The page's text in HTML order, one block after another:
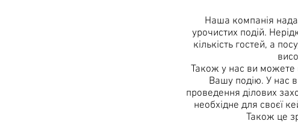
Наша компанія
урочистих подій.
кількість гостей, а
Також у нас ви можете
Вашу подію. У нас
проведення ділових
необхідне для своєї
Також це